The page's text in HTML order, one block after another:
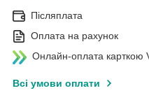
Післяплата
Оплата на рахунок
Онлайн-оплата карткою
Всі умови оплати